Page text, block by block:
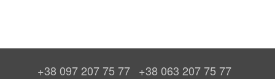
+38 097 207 75 77 +38 063 207 75 77